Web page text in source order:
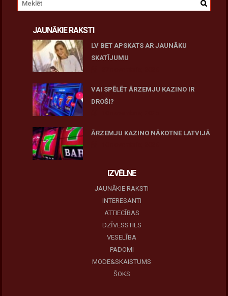
JAUNĀKIE RAKSTI
LV BET APSKATS AR JAUNĀKU
SKATĪJUMU
VAI SPĒLĒT ĀRZEMJU KAZINO IR
DROŠI?
ĀRZEMJU KAZINO NĀKOTNE LATVIJĀ
IZVĒLNE
JAUNĀKIE RAKSTI
INTERESANTI
ATTIECĪBAS
DZĪVESSTILS
VESELĪBA
PADOMI
MODE&SKAISTUMS
ŠOKS